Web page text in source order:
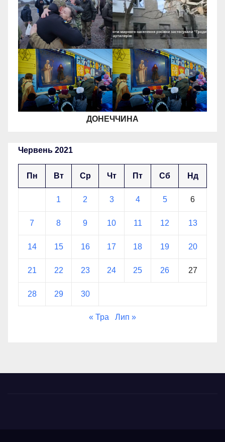
ДОНЕЧЧИНА
Червень 2021
Пн Вт Ср Чт Пт Сб Нд
1 2 3 4 5 6
7 8 9 10 11 12 13
14 15 16 17 18 19 20
21 22 23 24 25 26 27
28 29 30
« Тра Лип »